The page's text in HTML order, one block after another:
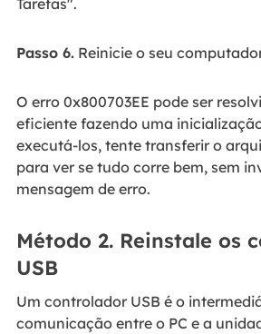
Tarefas".
Passo 6.Reinicie o seu
O erro 0x800703EE pode ser
eficiente fazendo uma
executá-los, tente transferir o
para ver se tudo corre bem, sem
mensagem de erro.
Método 2. Reinstale os
USB
Um controlador USB é o
comunicação entre o PC e a